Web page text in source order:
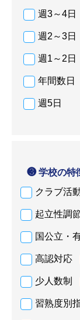
週3～4日
週2～3日
週1～2日
年間数日
週5日
❸ 学校の特
クラブ活
起立性調
国公立・
高認対応
少人数制
習熟度別